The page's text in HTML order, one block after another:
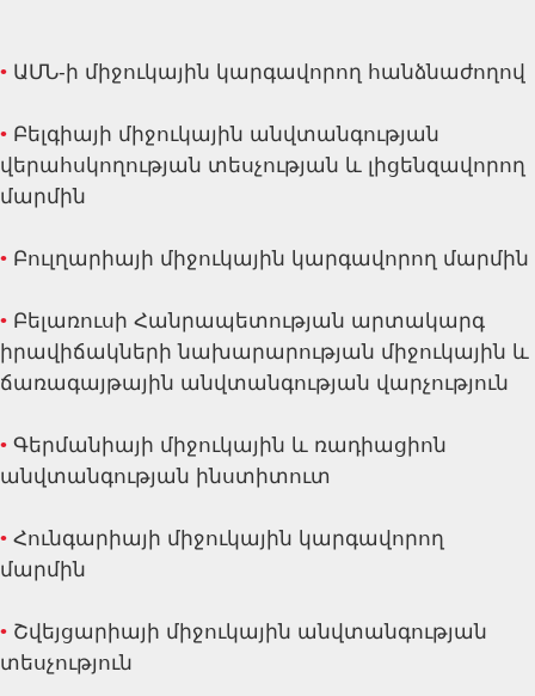
• ԱՄՆ-ի միջուկային կարգավորող հանձնաժողով
• Բելգիայի միջուկային անվտանգության
վերահսկողության տեսչության և լիցենզավորող
մարմին
• Բուլղարիայի միջուկային կարգավորող մարմին
• Բելառուսի Հանրապետության արտակարգ
իրավիճակների նախարարության միջուկային և
ճառագայթային անվտանգության վարչություն
• Գերմանիայի միջուկային և ռադիացիոն
անվտանգության ինստիտուտ
• Հունգարիայի միջուկային կարգավորող
մարմին
• Շվեյցարիայի միջուկային անվտանգության
տեսչություն